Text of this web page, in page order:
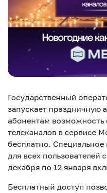
Все услуги
Звонки и SMS
Компания
Новости
Партнерам
Карта
покрытие
MegaTV
Государственный
запускает праздничную
абонентам возможность
телеканалов в сервисе
бесплатно.
для всех пользователей
декабря по 12 января
Бесплатный доступ